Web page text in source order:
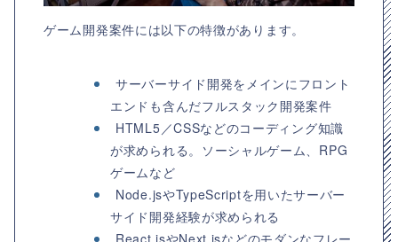
ゲーム開発案件には以下の特徴があります。
サーバーサイド開発をメインにフロント
エンドも含んだフルスタック開発案件
HTML5／CSSなどのコーディング知識
が求められる。ソーシャルゲーム、RPG
ゲームなど
Node.jsやTypeScriptを用いたサーバー
サイド開発経験が求められる
React.jsやNext.jsなどのモダンなフレー